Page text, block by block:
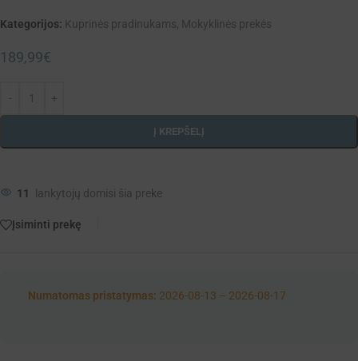
Kategorijos: Kuprinės pradinukams, Mokyklinės prekės
189,99€
Į KREPŠELĮ
11 lankytojų domisi šia preke
Įsiminti prekę
Numatomas pristatymas: 2026-08-13 – 2026-08-17